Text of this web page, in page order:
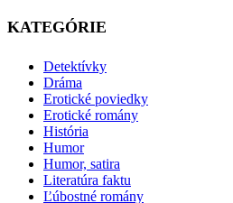
KATEGÓRIE
Detektívky
Dráma
Erotické poviedky
Erotické romány
História
Humor
Humor, satira
Literatúra faktu
Ľúbostné romány